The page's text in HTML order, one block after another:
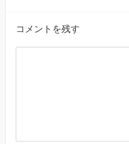
コメントを残す